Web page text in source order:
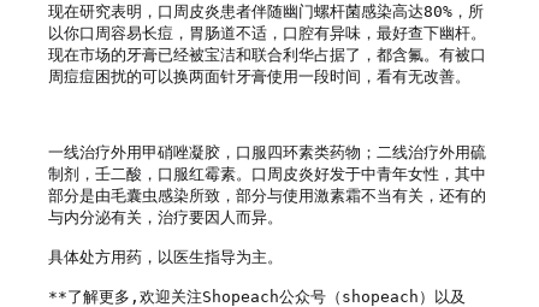
现在研究表明，口周皮炎患者伴随幽门螺杆菌感染高达80%，所
以你口周容易长痘，胃肠道不适，口腔有异味，最好查下幽杆。
现在市场的牙膏已经被宝洁和联合利华占据了，都含氟。有被口
周痘痘困扰的可以换两面针牙膏使用一段时间，看有无改善。
一线治疗外用甲硝唑凝胶，口服四环素类药物；二线治疗外用硫
制剂，壬二酸，口服红霉素。口周皮炎好发于中青年女性，其中
部分是由毛囊虫感染所致，部分与使用激素霜不当有关，还有的
与内分泌有关，治疗要因人而异。
具体处方用药，以医生指导为主。
**了解更多,欢迎关注Shopeach公众号（shopeach）以及